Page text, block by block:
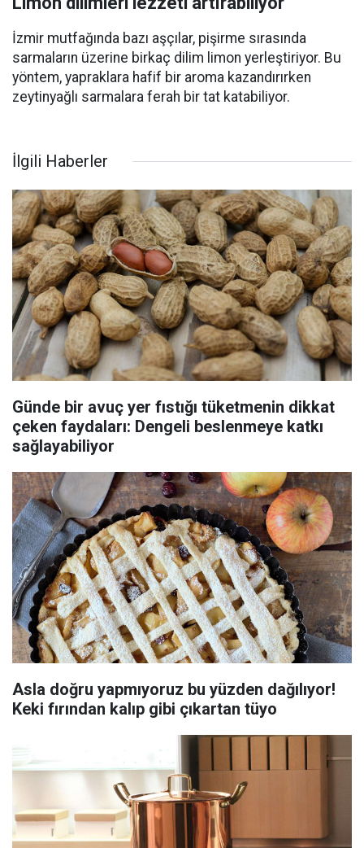
İzmir mutfağında bazı aşçılar, pişirme sırasında
sarmaların üzerine birkaç dilim limon yerleştiriyor. Bu
yöntem, yapraklara hafif bir aroma kazandırırken
zeytinyağlı sarmalara ferah bir tat katabiliyor.
İlgili Haberler
Günde bir avuç yer fıstığı tüketmenin dikkat
çeken faydaları: Dengeli beslenmeye katkı
sağlayabiliyor
Asla doğru yapmıyoruz bu yüzden dağılıyor!
Keki fırından kalıp gibi çıkartan tüyo